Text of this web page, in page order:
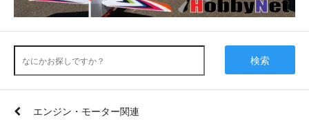
検索
エンジン・モーター関連